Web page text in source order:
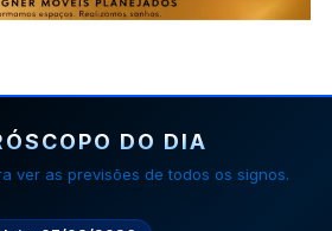
DO DIA
ver as previsões de todos os signos.